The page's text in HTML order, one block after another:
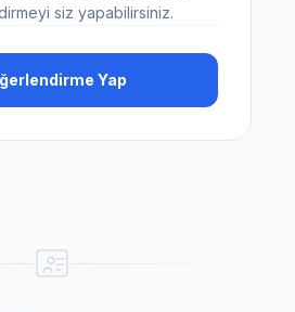
siz yapabilirsiniz.
Yap